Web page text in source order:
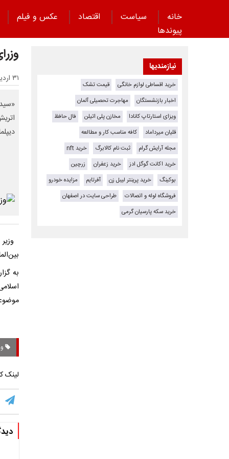
خانه سیاست اقتصاد عکس و فیلم
پیوند‌ها
۳۱ اردیبهشت ۱۴۰۵ - ۲۰:۱۲
به
لینک
نیازمندیها
خرید اقساطی لوازم خانگی
قیمت تشک
اخبار بازنشستگان
مهاجرت تحصیلی آلمان
ویزای استارتاپ کانادا
مخازن پلی اتیلن
فال حافظ
قلیان میرداماد
کافه مناسب کار و مطالعه
مجله آرایش گرام
ثبت نام کالابرگ
خرید nft
خرید اکانت گوگل ادز
خرید زعفران
زرچین
بوکینگ
خرید پرینتر لیبل زن آفرتایم
مزایده خودرو
فروشگاه لوله و اتصالات
طراحی سایت در اصفهان
خرید سکه پارسیان گرمی